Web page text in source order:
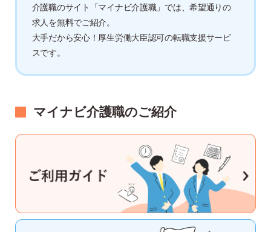
介護職のサイト「マイナビ介護職」では、希望通りの
求人を無料でご紹介。
大手だから安心！厚生労働大臣認可の転職支援サービ
スです。
マイナビ介護職のご紹介